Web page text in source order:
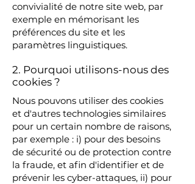
convivialité de notre site web, par
exemple en mémorisant les
préférences du site et les
paramètres linguistiques.
2. Pourquoi utilisons-nous des
cookies ?
Nous pouvons utiliser des cookies
et d'autres technologies similaires
pour un certain nombre de raisons,
par exemple : i) pour des besoins
de sécurité ou de protection contre
la fraude, et afin d'identifier et de
prévenir les cyber-attaques, ii) pour